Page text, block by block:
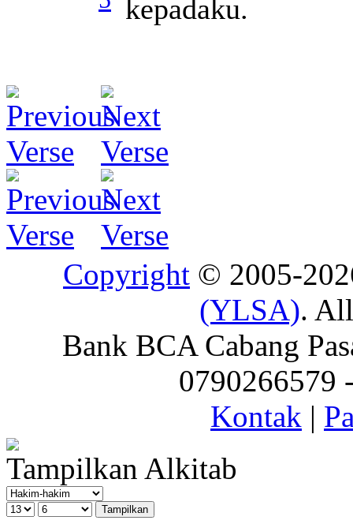
kepadaku.
Copyright © 2005-
(YLSA).
Bank BCA Cabang
0790266579
Kontak |
Tampilkan Alkitab